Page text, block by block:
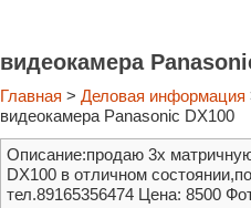
видеокамера
Главная > Деловая информация
видеокамера Panasonic DX100
Описание:продаю 3х
DX100 в отличном
тел.89165356474 Цена: 8500